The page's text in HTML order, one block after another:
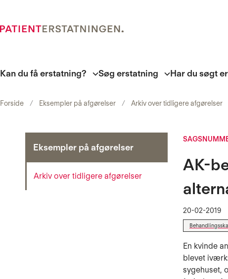
Kan du få erstatning? Søg erstatning Har du søgt
Forside Eksempler på afgørelser Arkiv over tidligere afgørelser
Eksempler på afgørelser
Arkiv over tidligere afgørelser
AK-
20-02-2019
En kvinde
blevet
sygehuset,